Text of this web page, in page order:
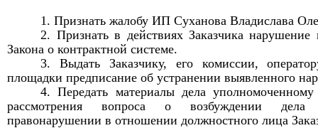
1. Признать жалобуИП Суханова Владислава
2. Признатьв действиях Заказчика нарушение
Закона о контрактной системе.
3.Выдать Заказчику, егокомиссии,
площадки предписание об устранении выявленного
4. Передать материалы дела
рассмотрения вопроса о возбуждении дела
правонарушении в отношении должностного лица